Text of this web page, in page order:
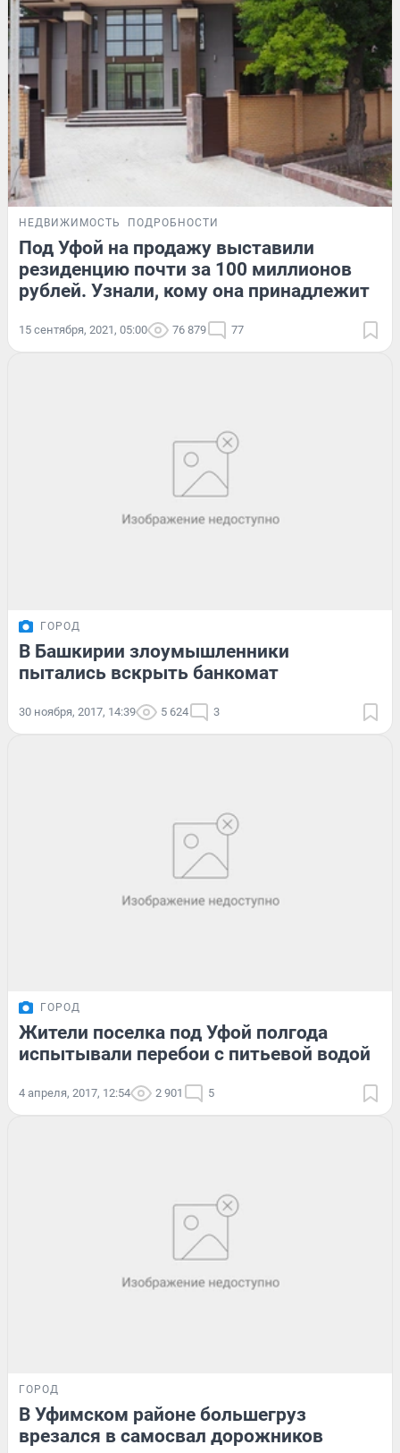
НЕДВИЖИМОСТЬ ПОДРОБНОСТИ
Под Уфой на продажу выставили
резиденцию почти за 100 миллионов
рублей. Узнали, кому она принадлежит
15 сентября, 2021, 05:00 76 879 77
ГОРОД
В Башкирии злоумышленники
пытались вскрыть банкомат
30 ноября, 2017, 14:39 5 624 3
ГОРОД
Жители поселка под Уфой полгода
испытывали перебои с питьевой водой
4 апреля, 2017, 12:54 2 901 5
ГОРОД
В Уфимском районе большегруз
врезался в самосвал дорожников